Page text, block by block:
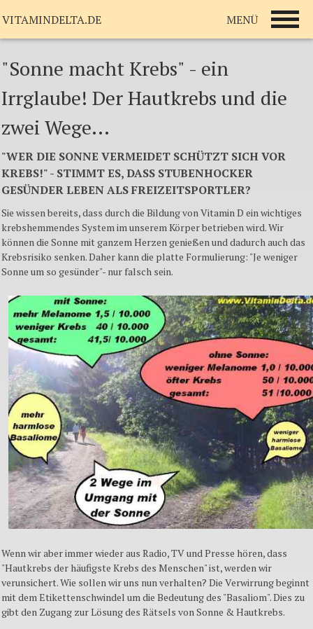
"Sonne macht Krebs" - ein
Irrglaube! Der Hautkrebs und die
zwei Wege...
"WER DIE SONNE VERMEIDET SCHÜTZT SICH VOR
KREBS!" - STIMMT ES, DASS STUBENHOCKER
GESÜNDER LEBEN ALS FREIZEITSPORTLER?
Sie wissen bereits, dass durch die Bildung von Vitamin D ein wichtiges
krebshemmendes System im unserem Körper betrieben wird. Wir
können die Sonne mit ganzem Herzen genießen und dadurch auch das
Krebsrisiko senken. Daher kann die platte Formulierung: "Je weniger
Sonne um so gesünder"- nur falsch sein.
Wenn wir aber immer wieder aus Radio, TV und Presse hören, dass
"Hautkrebs der häufigste Krebs des Menschen" ist, werden wir
verunsichert. Wie sollen wir uns nun verhalten? Die Verwirrung beginnt
mit dem Etikettenschwindel um die Bedeutung des "Basaliom". Dies zu
gibt den Zugang zur Lösung des Rätsels von Sonne & Hautkrebs.
VITAMINDELTA.DE MENÜ